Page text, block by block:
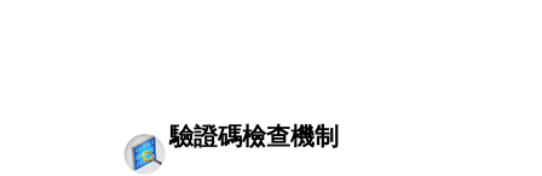
驗證碼檢查機制